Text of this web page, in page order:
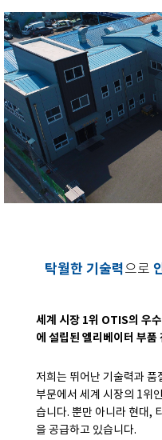
탁월한 기술력으로
세계 시장 1위 OTIS의 우
에 설립된 엘리베이터 부
저희는 뛰어난 기술력과 품
부문에서 세계 시장의 1위
습니다. 뿐만 아니라 현대,
을 공급하고 있습니다.